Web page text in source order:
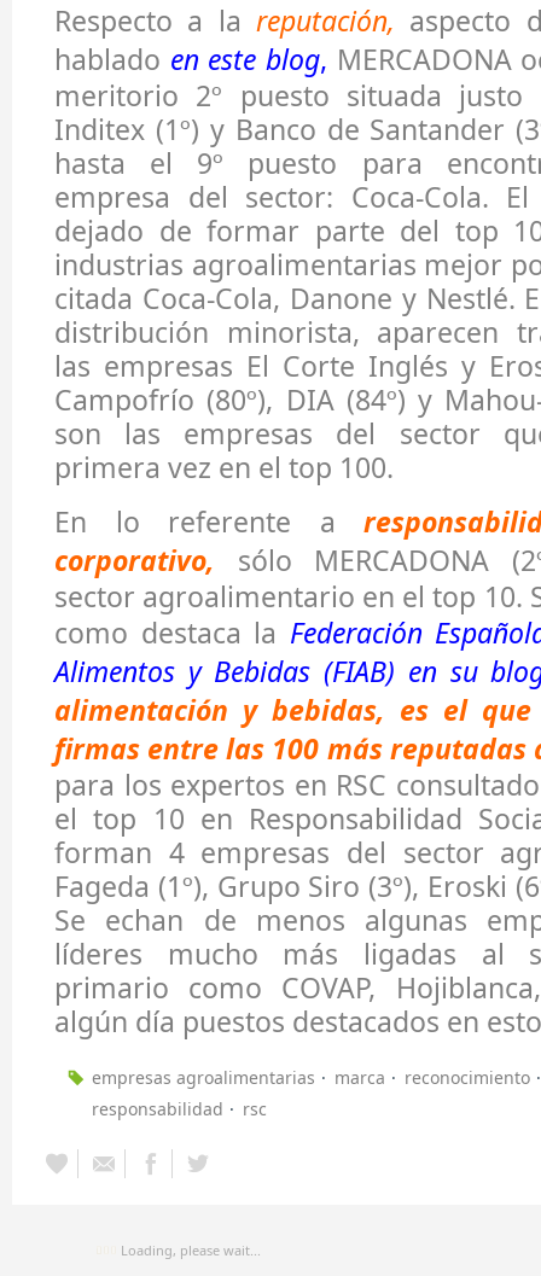
Respecto a la reputación, aspecto
hablado en este blog, MERCADONA
meritorio 2º puesto situada
Inditex (1º) y Banco de Santander
hasta el 9º puesto para
empresa del sector: Coca-Cola.
dejado de formar parte del top
industrias agroalimentarias mejor
citada Coca-Cola, Danone y Nestlé.
distribución minorista, aparecen
las empresas El Corte Inglés y
Campofrío (80º), DIA (84º) y
son las empresas del sector
primera vez en el top 100.
En lo referente a
corporativo, sólo MERCADONA
sector agroalimentario en el top 10.
como destaca la Federación
Alimentos y Bebidas (FIAB) en su
alimentación y bebidas, es el
firmas entre las 100 más reputadas
para los expertos en RSC
el top 10 en Responsabilidad
forman 4 empresas del sector
Fageda (1º), Grupo Siro (3º), Eroski
Se echan de menos algunas
líderes mucho más ligadas al
primario como COVAP,
algún día puestos destacados en
empresas agroalimentarias marca
reconocimiento
responsabilidad
rsc
Loading, please wait...